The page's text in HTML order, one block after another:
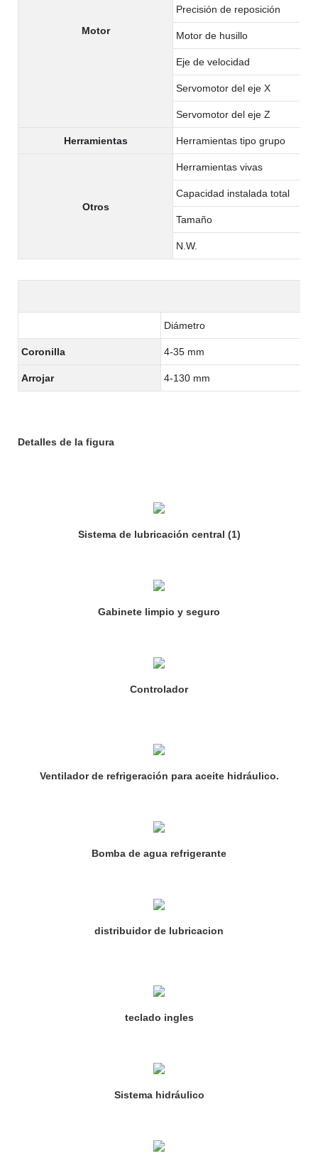
Motor
Precisión de reposición
Motor de husillo
Eje de velocidad
Servomotor del eje X
Servomotor del eje Z
Herramientas Herramientas tipo grupo
Otros
Herramientas vivas
Capacidad instalada total
Tamaño
N.W.
Diámetro
Coronilla 4-35 mm
Arrojar 4-130 mm
Detalles de la figura
Sistema de lubricación central (1)
Gabinete limpio y seguro
Controlador
Ventilador de refrigeración para aceite hidráulico.
Bomba de agua refrigerante
distribuidor de lubricacion
teclado ingles
Sistema hidráulico